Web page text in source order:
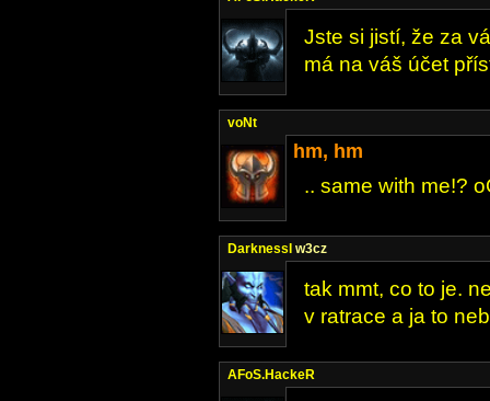
Jste si jistí, že za
má na váš účet
voNt
hm, hm
.. same with me!?
DarknessI w3cz
tak mmt, co to je.
v ratrace a ja to
AFoS.HackeR